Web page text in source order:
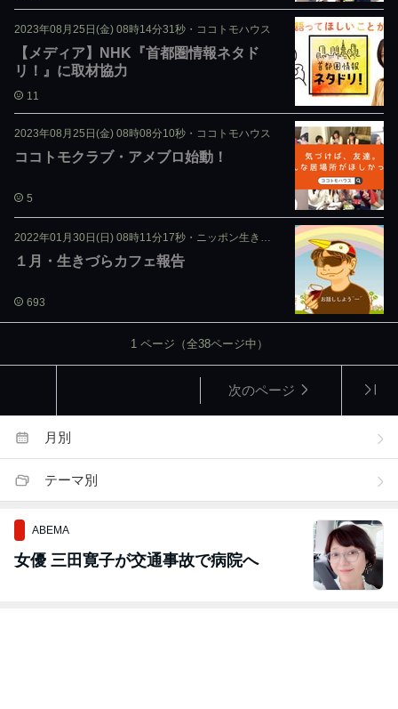
2023年08月25日(金) 08時14分31秒 ・ ココトモハウス
【メディア】NHK『首都圏情報ネタド
リ！』に取材協力
11
2023年08月25日(金) 08時08分10秒 ・ ココトモハウス
ココトモクラブ・アメブロ始動！
5
2022年01月30日(日) 08時11分17秒 ・ ニッポン生きづらサミット
１月・生きづらカフェ報告
693
1ページ（全38ページ中）
次のページ
月別
テーマ別
ABEMA
女優 三田寛子が交通事故で病院へ